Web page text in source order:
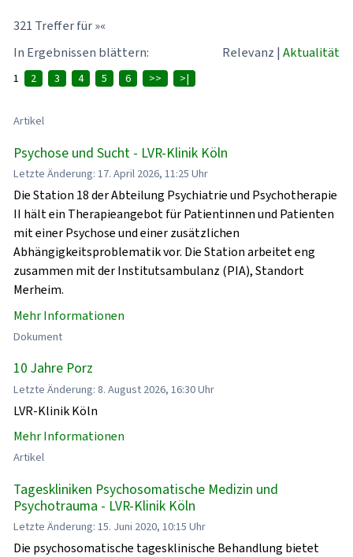
321 Treffer für »«
In Ergebnissen blättern:
Relevanz | Aktualität
1 2 3 4 5 6 >> >|
Artikel
Psychose und Sucht - LVR-Klinik Köln
Letzte Änderung: 17. April 2026, 11:25 Uhr
Die Station 18 der Abteilung Psychiatrie und Psychotherapie
II hält ein Therapieangebot für Patientinnen und Patienten
mit einer Psychose und einer zusätzlichen
Abhängigkeitsproblematik vor. Die Station arbeitet eng
zusammen mit der Institutsambulanz (PIA), Standort
Merheim.
Mehr Informationen
Dokument
10 Jahre Porz
Letzte Änderung: 8. August 2026, 16:30 Uhr
LVR-Klinik Köln
Mehr Informationen
Artikel
Tageskliniken Psychosomatische Medizin und
Psychotrauma - LVR-Klinik Köln
Letzte Änderung: 15. Juni 2020, 10:15 Uhr
Die psychosomatische tagesklinische Behandlung bietet